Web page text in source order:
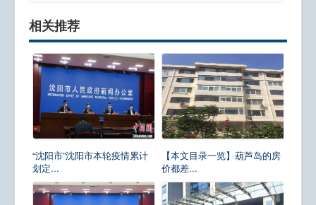
相关推荐
“沈阳市”沈阳市本轮疫情累计
划定...
【本文目录一览】葫芦岛的房
价都差...